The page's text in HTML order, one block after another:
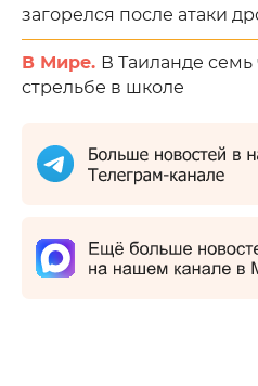
загорелся после атаки
В Мире. В Таиланде
стрельбе в школе